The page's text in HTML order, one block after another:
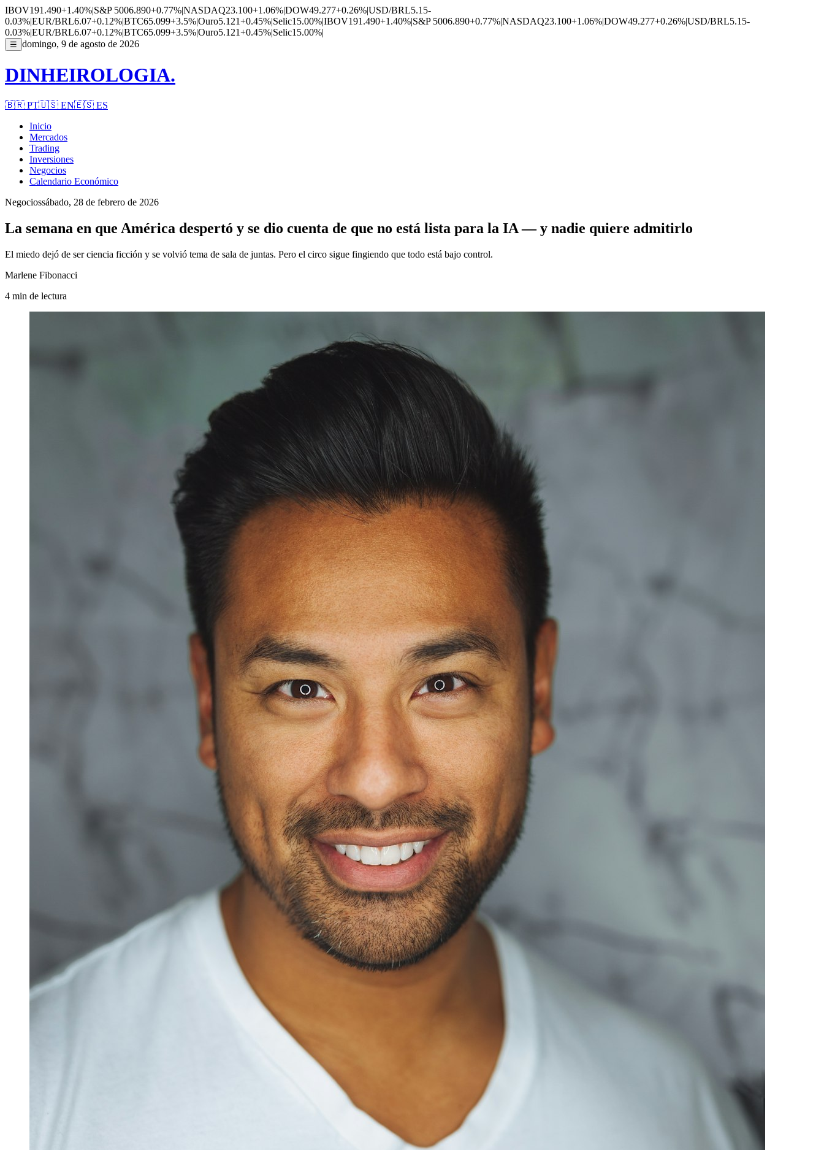
IBOV191.490+1.40%|S&P 5006.890+0.77%|NASDAQ23.100+1.06%|DOW49.277+0.26%|USD/BRL5.15-
0.03%|EUR/BRL6.07+0.12%|BTC65.099+3.5%|Ouro5.121+0.45%|Selic15.00%|IBOV191.490+1.40%|S&P 5006.890+0.77%|NASDAQ23.100+1.06%|DOW49.277+0.26%|USD/BRL5.15-
0.03%|EUR/BRL6.07+0.12%|BTC65.099+3.5%|Ouro5.121+0.45%|Selic15.00%|
☰ domingo, 9 de agosto de 2026
DINHEIROLOGIA.
🇧🇷 PT🇺🇸 EN🇪🇸 ES
Inicio
Mercados
Trading
Inversiones
Negocios
Calendario Económico
Negociossábado, 28 de febrero de 2026
La semana en que América despertó y se dio cuenta de que no está lista para la IA — y nadie quiere admitirlo
El miedo dejó de ser ciencia ficción y se volvió tema de sala de juntas. Pero el circo sigue fingiendo que todo está bajo control.
Marlene Fibonacci
4 min de lectura